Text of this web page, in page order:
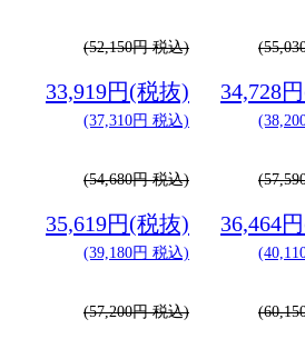
(52,150円 税込)
33,919円(税抜)
(37,310円 税込)
34,728
(54,680円 税込)
35,619円(税抜)
(39,180円 税込)
36,464
(57,200円 税込)